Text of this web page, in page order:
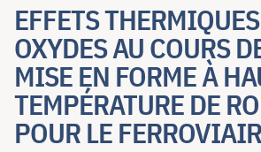
EFFETS
OXYDES AU COURS
MISE EN FORME À
TEMPÉRATURE DE
POUR LE